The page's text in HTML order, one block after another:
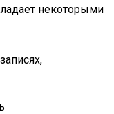
некоторыми